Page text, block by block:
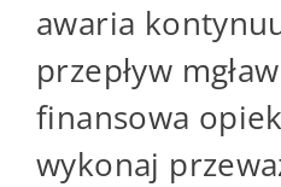
awaria
przepływ
finansowa
wykonaj